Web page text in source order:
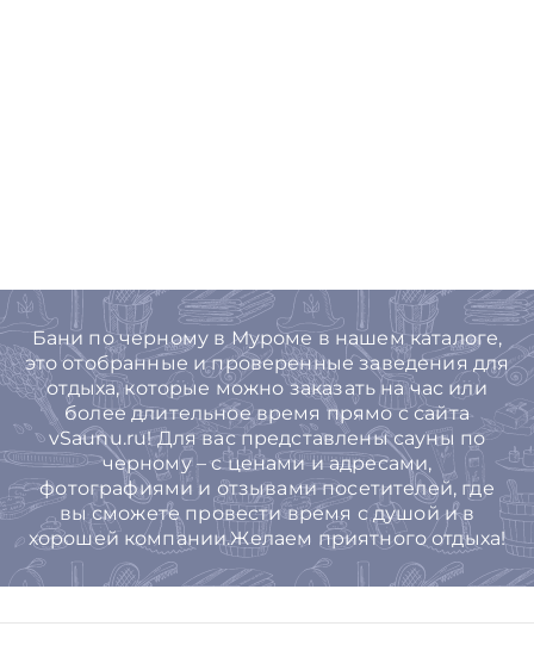
Бани по черному в Муроме в нашем каталоге,
это отобранные и проверенные заведения для
отдыха, которые можно заказать на час или
более длительное время прямо с сайта
vSaunu.ru! Для вас представлены сауны по
черному – с ценами и адресами,
фотографиями и отзывами посетителей, где
вы сможете провести время с душой и в
хорошей компании.Желаем приятного отдыха!